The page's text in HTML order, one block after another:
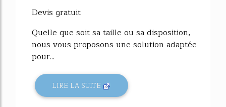
Devis gratuit
Quelle que soit sa taille ou sa disposition,
nous vous proposons une solution adaptée
pour...
LIRE LA SUITE